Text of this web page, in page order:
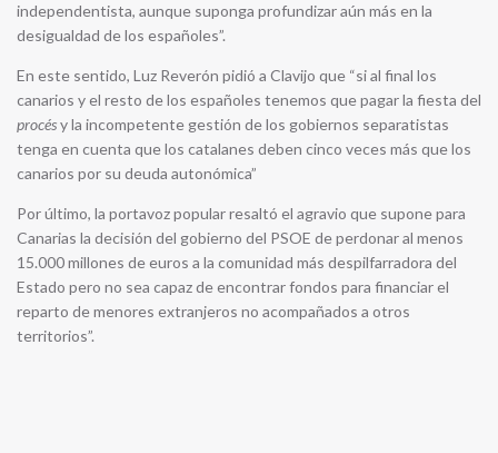
independentista, aunque suponga profundizar aún más en la
desigualdad de los españoles”.
En este sentido, Luz Reverón pidió a Clavijo que “si al final los
canarios y el resto de los españoles tenemos que pagar la fiesta del
procésy la incompetente gestión de los gobiernos separatistas
tenga en cuenta que los catalanes deben cinco veces más que los
canarios por su deuda autonómica”
Por último, la portavoz popular resaltó el agravio que supone para
Canarias la decisión del gobierno del PSOE de perdonar al menos
15.000 millones de euros a la comunidad más despilfarradora del
Estado pero no sea capaz de encontrar fondos para financiar el
reparto de menores extranjeros no acompañados a otros
territorios”.